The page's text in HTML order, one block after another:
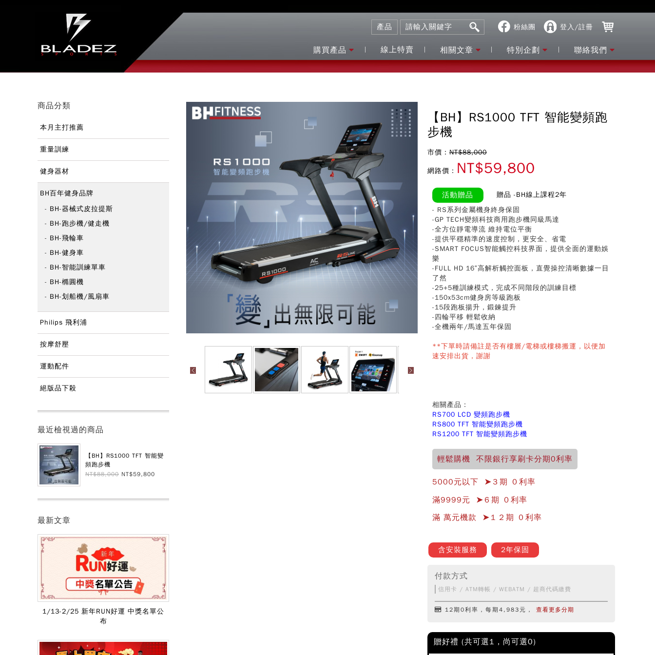
粉絲團 登入/註冊
購買產品 線上特賣 相關文章 特別企劃 聯絡我們
商品分類
本月主打推薦
重量訓練
健身器材
BH百年健身品牌
BH-器械式皮拉提斯
BH-跑步機/健走機
BH-飛輪車
BH-健身車
BH-智能訓練單車
BH-橢圓機
BH-划船機/風扇車
Philips 飛利浦
按摩舒壓
運動配件
絕版品下殺
最近檢視過的商品
【BH】RS1000 TFT 智能變
頻跑步機
NT$88,000 NT$59,800
最新文章
1/13-2/25 新年RUN好運 中獎名單公
布
【BH】RS1000 TFT 智能變頻跑
步機
市價： NT$88,000
網路價： NT$59,800
活動贈品
贈品 -BH線上課程2年
- RS系列金屬機身終身保固
-GP TECH變頻科技商用跑步機同級馬達
-全方位靜電導流 維持電位平衡
-提供平穩精準的速度控制，更安全、省電
-SMART FOCUS智能觸控科技界面，提供全面的運動娛
樂
-FULL HD 16”高解析觸控面板，直覺操控清晰數據一目
了然
-25+5種訓練模式，完成不同階段的訓練目標
-150x53cm健身房等級跑板
-15段跑板揚升，鍛鍊提升
-四輪平移 輕鬆收納
-全機兩年/馬達五年保固
**下單時請備註是否有樓層/電梯或樓梯搬運，以便加
速安排出貨，謝謝
相關產品：
RS700 LCD 變頻跑步機
RS800 TFT 智能變頻跑步機
RS1200 TFT 智能變頻跑步機
輕鬆購機 不限銀行享刷卡分期0利率
5000元以下 ➤３期 ０利率
滿9999元 ➤６期 ０利率
滿 萬元機款 ➤１２期 ０利率
含安裝服務 2年保固
付款方式
信用卡 / ATM轉帳 / WEBATM / 超商代碼繳費
12期0利率，每期4,983元， 查看更多分期
贈好禮 (共可選1，尚可選0)